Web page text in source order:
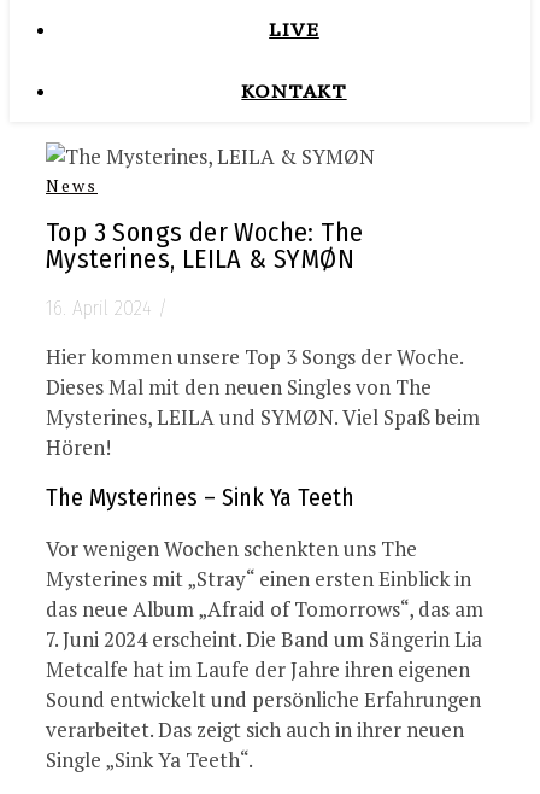
LIVE
KONTAKT
News
Top 3 Songs der Woche: The
Mysterines, LEILA & SYMØN
16. April 2024 /
Hier kommen unsere Top 3 Songs der Woche.
Dieses Mal mit den neuen Singles von The
Mysterines, LEILA und SYMØN. Viel Spaß beim
Hören!
The Mysterines – Sink Ya Teeth
Vor wenigen Wochen schenkten uns The
Mysterines mit „Stray“ einen ersten Einblick in
das neue Album „Afraid of Tomorrows“, das am
7. Juni 2024 erscheint. Die Band um Sängerin Lia
Metcalfe hat im Laufe der Jahre ihren eigenen
Sound entwickelt und persönliche Erfahrungen
verarbeitet. Das zeigt sich auch in ihrer neuen
Single „Sink Ya Teeth“.